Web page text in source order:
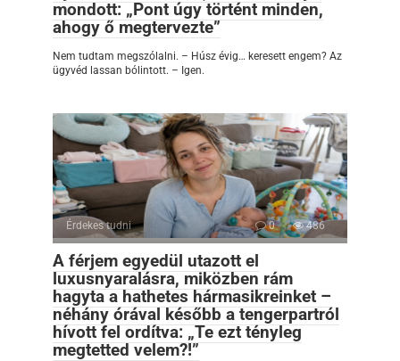
mondott: „Pont úgy történt minden,
ahogy ő megtervezte”
Nem tudtam megszólalni. – Húsz évig… keresett engem? Az
ügyvéd lassan bólintott. – Igen.
Érdekes tudni 0 486
A férjem egyedül utazott el
luxusnyaralásra, miközben rám
hagyta a hathetes hármasikreinket –
néhány órával később a tengerpartról
hívott fel ordítva: „Te ezt tényleg
megtetted velem?!”